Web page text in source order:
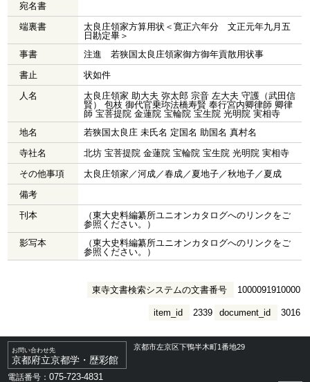
宛名書
端裏書
太良庄領家方算用状＜寛正六年分 文正元年九月五
日勘定畢＞
事書
注進 若狭国太良庄領家御方御年貢散用状事
書止
状如件
人名
太良庄領家 助大夫 弥太郎 宗音 左大夫 守護（武田信
賢） 包枝 御代官乗珎法橋寿賢 奉行宮内卿律師 卿律
師 宝菩提院 金蓮院 宝輪院 宝生院 光明院 実相寺
地名
若狭国太良庄 未氏名 定国名 助国名 真村名
寺社名
北坊 宝菩提院 金蓮院 宝輪院 宝生院 光明院 実相寺
その他事項
太良庄領家／河成／春成／夏地子／秋地子／夏成
備考
刊本
（東大史料編纂所ユニオンカタログへのリンクをご
参照ください。）
影写本
（東大史料編纂所ユニオンカタログへのリンクをご
参照ください。）
東寺文書検索システムの文書番号 1000091910000
document_id 3016
item_id 2339
お問い合わせ先
京都府立京都学・歴彩館
京都市左京区下鴨半木町1番地29
電話番号：075-723-4831